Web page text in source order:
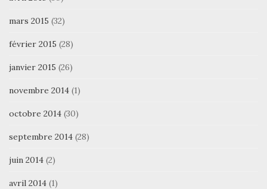
mars 2015 (32)
février 2015 (28)
janvier 2015 (26)
novembre 2014 (1)
octobre 2014 (30)
septembre 2014 (28)
juin 2014 (2)
avril 2014 (1)